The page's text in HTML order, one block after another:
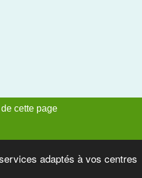
adaptés à vos centres
cette page